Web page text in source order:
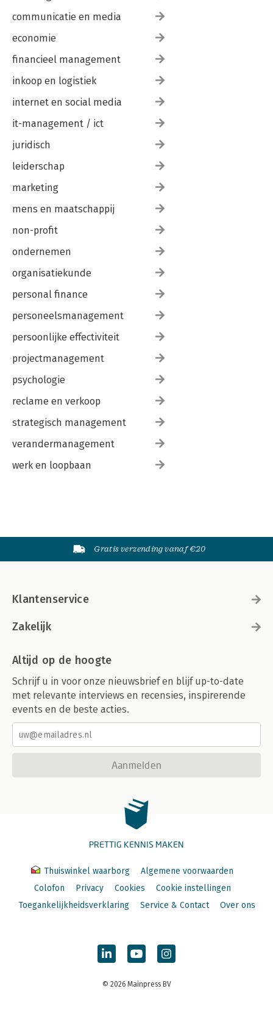
communicatie en media
economie
financieel management
inkoop en logistiek
internet en social media
it-management / ict
juridisch
leiderschap
marketing
mens en maatschappij
non-profit
ondernemen
organisatiekunde
personal finance
personeelsmanagement
persoonlijke effectiviteit
projectmanagement
psychologie
reclame en verkoop
strategisch management
verandermanagement
werk en loopbaan
Gratis verzending vanaf €20
Klantenservice
Zakelijk
Altijd op de hoogte
Schrijf u in voor onze nieuwsbrief en blijf up-to-date
met relevante interviews en recensies, inspirerende
events en de beste acties.
Aanmelden
PRETTIG KENNIS MAKEN
Thuiswinkel waarborg
Algemene voorwaarden
Colofon
Privacy Cookies
Cookie instellingen
Toegankelijkheidsverklaring
Service & Contact Over ons
© 2026 Mainpress BV